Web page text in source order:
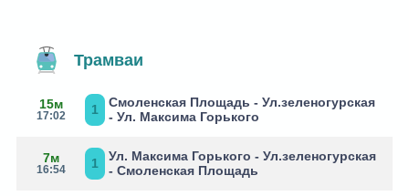
Трамваи
15м
17:02 1
Смоленская Площадь - Ул.зеленогурская
- Ул. Максима Горького
7м
16:54 1
Ул. Максима Горького - Ул.зеленогурская
- Смоленская Площадь